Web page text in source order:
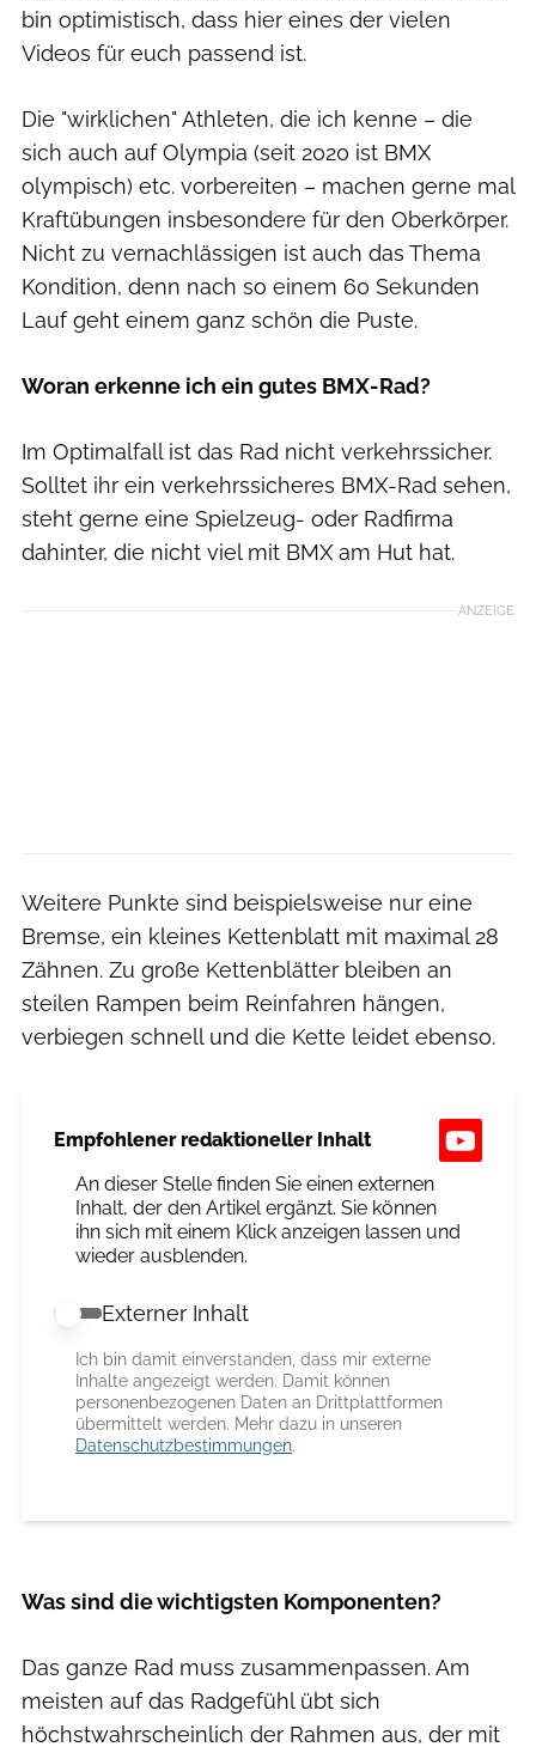
bin optimistisch, dass hier eines der vielen
Videos für euch passend ist.
Die "wirklichen" Athleten, die ich kenne – die
sich auch auf Olympia (seit 2020 ist BMX
olympisch) etc. vorbereiten – machen gerne mal
Kraftübungen insbesondere für den Oberkörper.
Nicht zu vernachlässigen ist auch das Thema
Kondition, denn nach so einem 60 Sekunden
Lauf geht einem ganz schön die Puste.
Woran erkenne ich ein gutes BMX-Rad?
Im Optimalfall ist das Rad nicht verkehrssicher.
Solltet ihr ein verkehrssicheres BMX-Rad sehen,
steht gerne eine Spielzeug- oder Radfirma
dahinter, die nicht viel mit BMX am Hut hat.
ANZEIGE
Weitere Punkte sind beispielsweise nur eine
Bremse, ein kleines Kettenblatt mit maximal 28
Zähnen. Zu große Kettenblätter bleiben an
steilen Rampen beim Reinfahren hängen,
verbiegen schnell und die Kette leidet ebenso.
Empfohlener redaktioneller Inhalt
An dieser Stelle finden Sie einen externen
Inhalt, der den Artikel ergänzt. Sie können
ihn sich mit einem Klick anzeigen lassen und
wieder ausblenden.
Externer Inhalt erlauben
Externer Inhalt
Ich bin damit einverstanden, dass mir externe
Inhalte angezeigt werden. Damit können
personenbezogenen Daten an Drittplattformen
übermittelt werden. Mehr dazu in unseren
Datenschutzbestimmungen.
Was sind die wichtigsten Komponenten?
Das ganze Rad muss zusammenpassen. Am
meisten auf das Radgefühl übt sich
höchstwahrscheinlich der Rahmen aus, der mit